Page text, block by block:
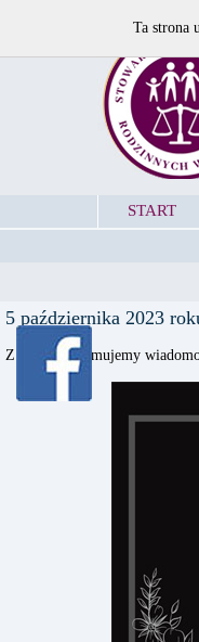
START
5 października 2023
Z żalem przyjmujemy
Ta strona